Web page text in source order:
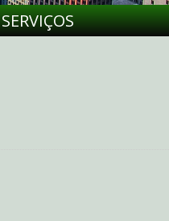
SERVIÇOS